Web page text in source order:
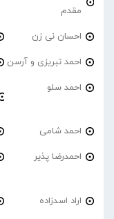
مقدم
احسان نی زن
احمد تبریزی و آرسن
احمد سلو
احمد شامی
احمدرضا پذیر
اراد اسدزاده